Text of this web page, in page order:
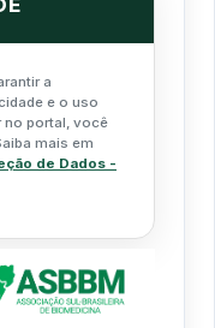
a
e o uso
no portal, você
mais em
de Dados -